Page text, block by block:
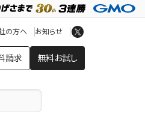
請求 無料お試し
の方へ お知らせ